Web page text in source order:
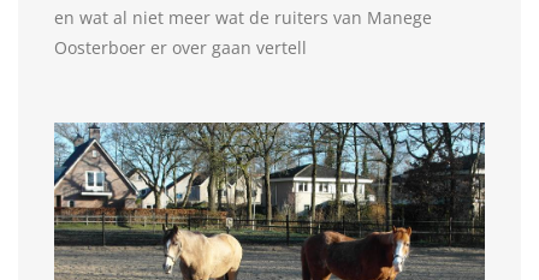
en wat al niet meer wat de ruiters van Manege
Oosterboer er over gaan vertell